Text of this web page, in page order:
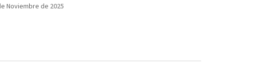
Noviembre de 2025